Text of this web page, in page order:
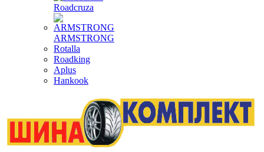
Roadcruza
ARMSTRONG
Rotalla
Roadking
Aplus
Hankook